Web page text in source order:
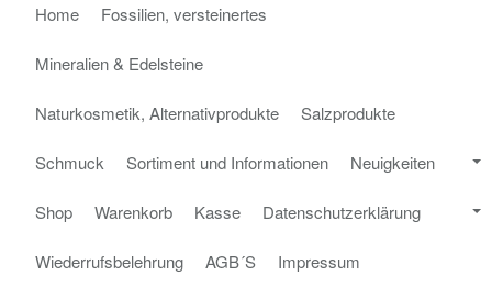
Home Fossilien, versteinertes
Mineralien & Edelsteine
Naturkosmetik, Alternativprodukte Salzprodukte
Schmuck Sortiment und Informationen Neuigkeiten
Shop Warenkorb Kasse Datenschutzerklärung
Wiederrufsbelehrung AGB´S Impressum